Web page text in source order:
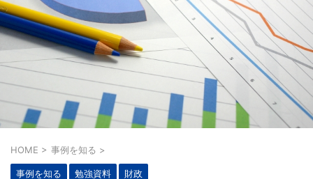
HOME > 事例を知る >
事例を知る 勉強資料 財政